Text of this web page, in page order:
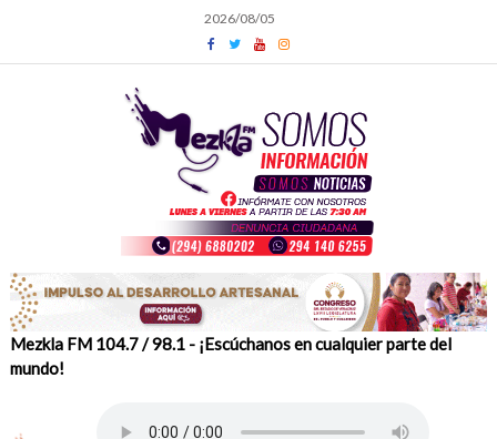
content
2026/08/05
Mezkla FM 104.7 / 98.1 - ¡Escúchanos en cualquier parte del
mundo!